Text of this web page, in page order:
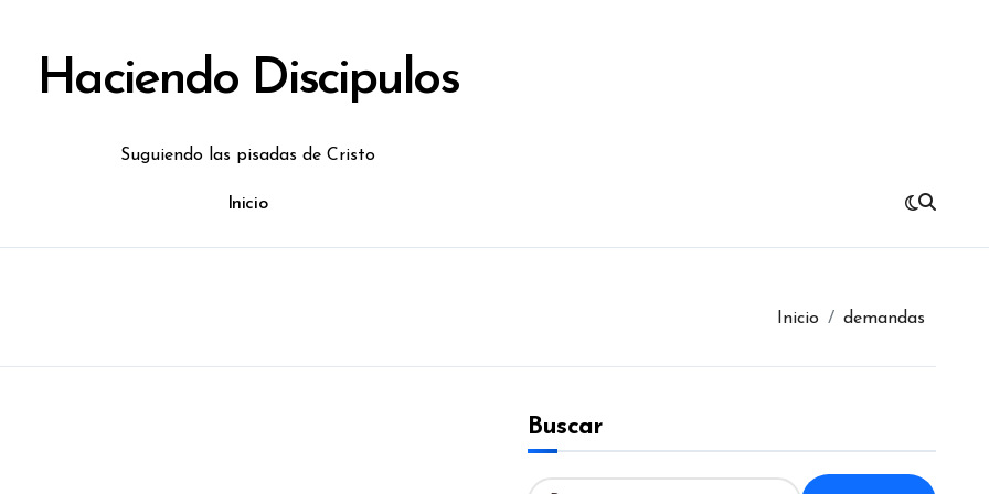
Haciendo Discipulos
Suguiendo las pisadas de Cristo
Inicio
Inicio demandas
Buscar
B